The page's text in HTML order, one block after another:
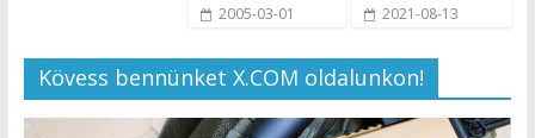
2005-03-01 2021-08-13
Kövess bennünket X.COM oldalunkon!